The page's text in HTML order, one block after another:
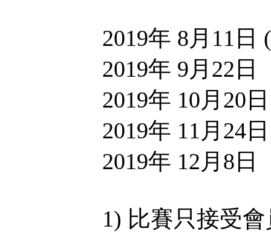
2019年 8月11日
2019年 9月22日
2019年 10月20日
2019年 11月24日
2019年 12月8日
1) 比賽只接受